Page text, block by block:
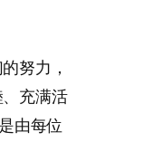
努力，
充满活
由每位